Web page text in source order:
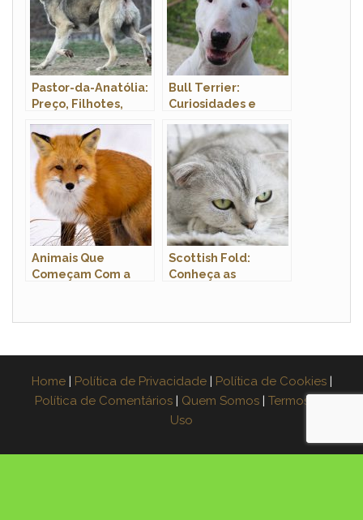
Pastor-da-Anatólia:
Preço, Filhotes,
Bull Terrier:
Curiosidades e
Sobre a Raça
Animais Que
Começam Com a
Scottish Fold:
Conheça as
Raça Felina
Home | Política de Privacidade | Política de Cookies |
Política de Comentários | Quem Somos | Termos de
Uso